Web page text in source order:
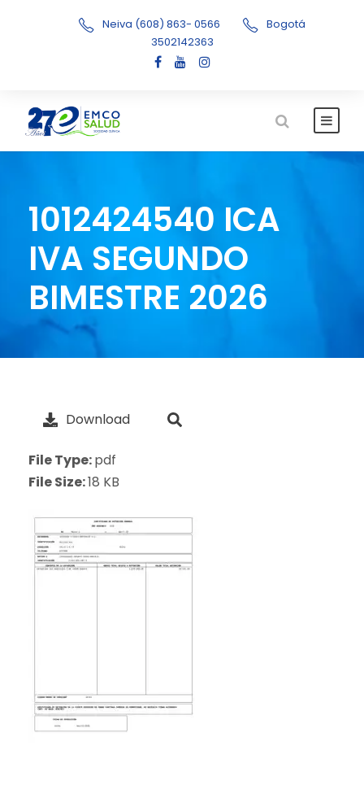
Neiva (608) 863- 0566
Bogotá
3502142363
1012424540 ICA
IVA SEGUNDO
BIMESTRE 2026
Download
File Type:pdf
File Size:18 KB